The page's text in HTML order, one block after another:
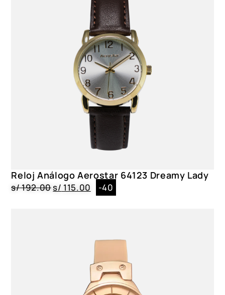
Reloj Análogo Aerostar 64123 Dreamy Lady
s/192.00s/ 115.00 -40